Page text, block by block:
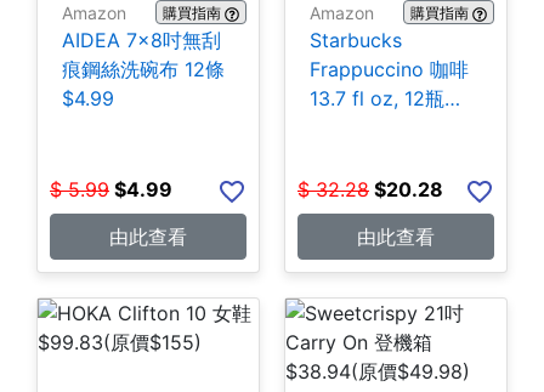
Amazon 購買指南
AIDEA 7×8吋無刮
痕鋼絲洗碗布 12條
$4.99
$ 5.99 $4.99
由此查看
Amazon 購買指南
Starbucks
Frappuccino 咖啡
13.7 fl oz, 12瓶
$ 32.28 $20.28
由此查看